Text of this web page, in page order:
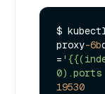
$
proxy-6b
=
19530